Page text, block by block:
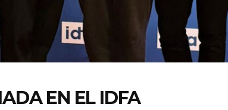
EN EL IDFA